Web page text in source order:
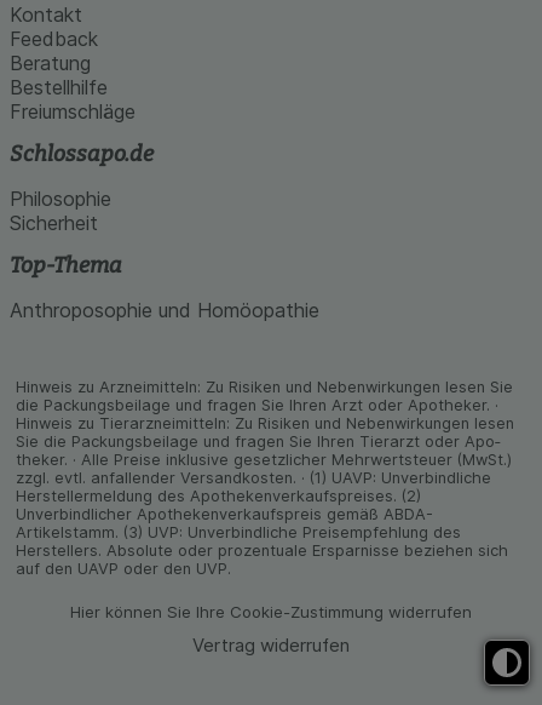
Kontakt
Feedback
Beratung
Bestellhilfe
Freiumschläge
Schlossapo.de
Philosophie
Sicherheit
Top-Thema
Anthroposophie und Homöopathie
Hinweis zu Arzneimitteln: Zu Risiken und Neben­wirkungen lesen Sie
die Packungs­beilage und fragen Sie Ihren Arzt oder Apo­theker. ·
Hinweis zu Tier­arz­nei­mitteln: Zu Risiken und Neben­wirkungen lesen
Sie die Packungs­beilage und fragen Sie Ihren Tier­arzt oder Apo­
theker. · Alle Preise inklusive gesetz­licher Mehrwertsteuer (MwSt.)
zzgl. evtl. anfallender Versand­kosten. · (1) UAVP: Unverbindliche
Herstellermeldung des Apothekenverkaufspreises. (2)
Unverbindlicher Apothekenverkaufspreis gemäß ABDA-
Artikelstamm. (3) UVP: Unverbindliche Preisempfehlung des
Herstellers. Absolute oder prozentuale Ersparnisse beziehen sich
auf den UAVP oder den UVP.
Hier können Sie Ihre Cookie-Zustimmung widerrufen
Vertrag widerrufen